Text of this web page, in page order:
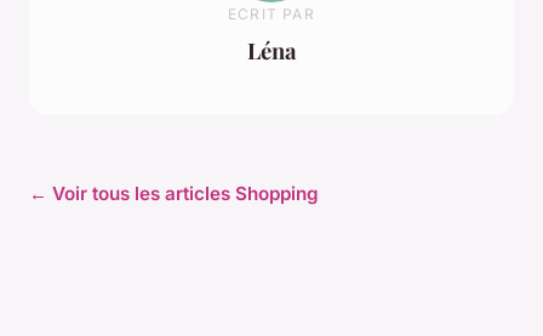
ECRIT PAR
Léna
← Voir tous les articles Shopping